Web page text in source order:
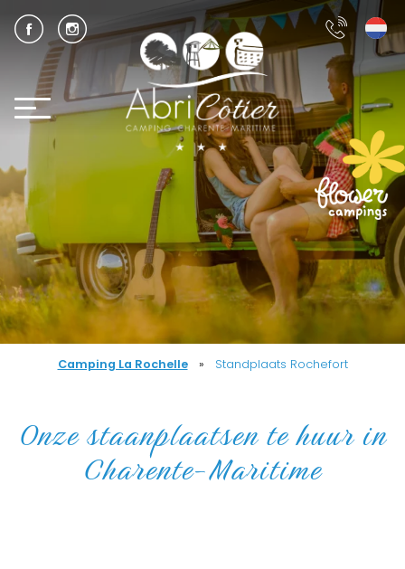
Camping La Rochelle » Standplaats Rochefort
Onze staanplaatsen te huur in
Charente-Maritime